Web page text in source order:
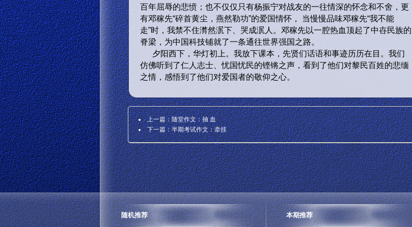
百年屈辱的悲愤；也不仅仅只有杨振宁对战友的一往情深的怀念和不舍，更
有邓稼先“碎首黄尘，燕然勒功”的爱国情怀， 当慢慢品味邓稼先“我不能
走”时，我禁不住潸然泦下、哭成泦人。邓稼先以一腔热血顶起了中卋民族的
脊梁，为中国科技铺就了一条通往世界强国之路。
夕阳西下，华灯初上。我放下课本，先贤们话语和事迹历历在目。我们
仿佛听到了仁人志士、忧国忧民的铿锵之声，看到了他们对黎民百姓的悲缅
之情，感悟到了他们对爱国者的敬仰之心。
上一篇：随堂作文：抽 血
下一篇：半期考试作文：牵挂
随机推荐 本期推荐